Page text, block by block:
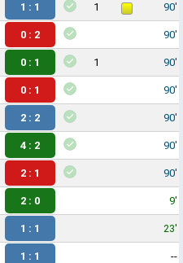
1 : 1 1 90'
0 : 2 90'
0 : 1 1 90'
0 : 1 90'
2 : 2 90'
4 : 2 90'
2 : 1 90'
2 : 0 9'
1 : 1 23'
1 : 1 --